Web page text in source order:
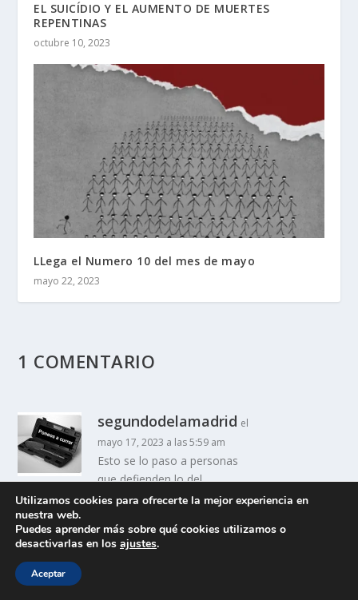
EL SUICÍDIO Y EL AUMENTO DE MUERTES
REPENTINAS
octubre 10, 2023
LLega el Numero 10 del mes de mayo
mayo 22, 2023
1 COMENTARIO
segundodelamadrid el
mayo 17, 2023 a las 5:59 am
Esto se lo paso a personas
que defienden lo del
escrutinio, y son incapaces
Dicen que es imposible
Utilizamos cookies para ofrecerte la mejor experiencia en
nuestra web.
Puedes aprender más sobre qué cookies utilizamos o
desactivarlas en los ajustes.
Aceptar